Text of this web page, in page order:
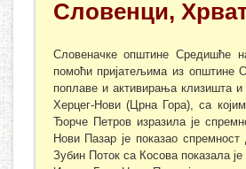
Словенци,
Словеначке општине Средишће
помоћи пријатељима из општине
поплаве и активирања клизишта
Херцег-Нови (Црна Гора), са
Ђорче Петров изразила је
Нови Пазар је показао
Зубин Поток са Косова показала